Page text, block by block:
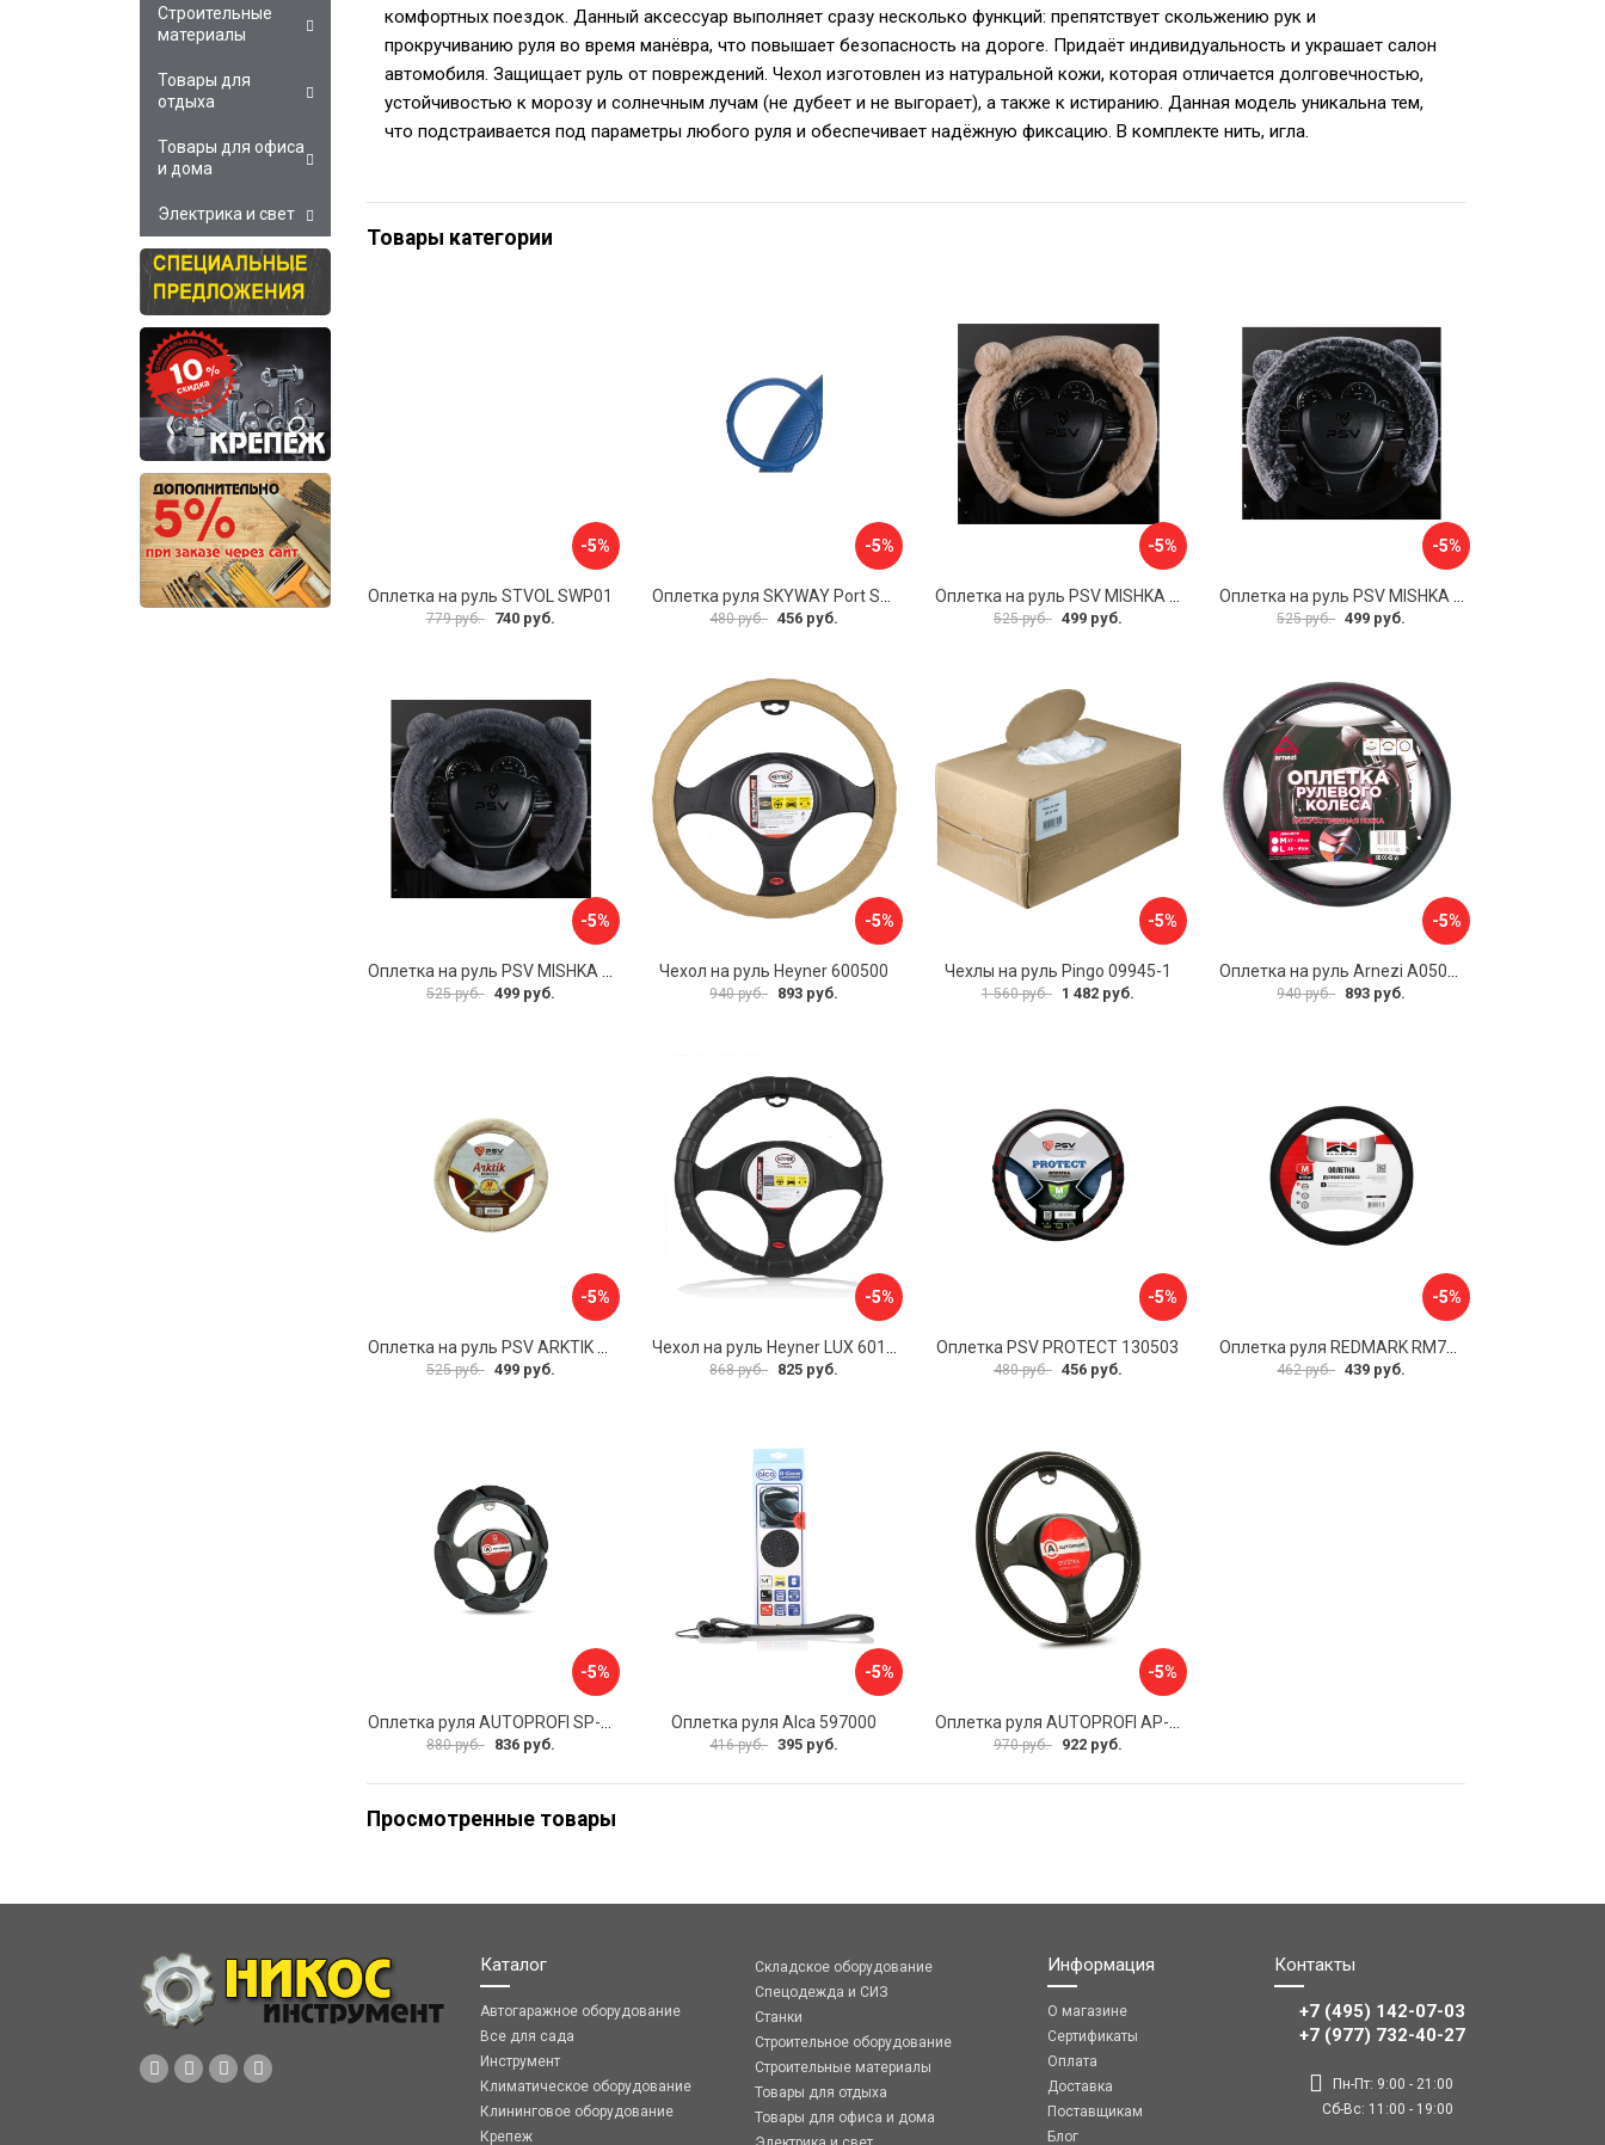
комфортных поездок. Данный аксессуар выполняет сразу несколько функций: препятствует скольжению рук и
прокручиванию руля во время манёвра, что повышает безопасность на дороге. Придаёт индивидуальность и украшает салон
автомобиля. Защищает руль от повреждений. Чехол изготовлен из натуральной кожи, которая отличается долговечностью,
устойчивостью к морозу и солнечным лучам (не дубеет и не выгорает), а также к истиранию. Данная модель уникальна тем,
что подстраивается под параметры любого руля и обеспечивает надёжную фиксацию. В комплекте нить, игла.
Товары категории
-5%
Оплетка на руль STVOL SWP01
779 руб. 740 руб.
-5%
480 руб. 456 руб.
-5%
525 руб. 499 руб.
-5%
525 руб. 499 руб.
-5%
Оплетка на руль PSV MISHKA Premium 136096
525 руб. 499 руб.
-5%
Чехол на руль Heyner 600500
940 руб. 893 руб.
-5%
Чехлы на руль Pingo 09945-1
1 560 руб. 1 482 руб.
-5%
Оплетка на руль Arnezi A0501040
940 руб. 893 руб.
-5%
525 руб. 499 руб.
-5%
868 руб. 825 руб.
-5%
Оплетка PSV PROTECT 130503
480 руб. 456 руб.
-5%
Оплетка руля REDMARK RM78002
462 руб. 439 руб.
-5%
880 руб. 836 руб.
-5%
Оплетка руля Alca 597000
416 руб. 395 руб.
-5%
970 руб. 922 руб.
Просмотренные товары
Строительные
материалы
Товары для
отдыха
Товары для офиса
и дома
Электрика и свет
Каталог
Автогаражное оборудование
Все для сада
Инструмент
Климатическое оборудование
Клининговое оборудование
Крепеж
Складское оборудование
Спецодежда и СИЗ
Станки
Строительное оборудование
Строительные материалы
Товары для отдыха
Товары для офиса и дома
Информация
О магазине
Сертификаты
Оплата
Доставка
Поставщикам
Блог
Контакты
+7 (495) 142-07-03
‎‎+7 (977) 732-40-27
Пн-Пт: 9:00 - 21:00
Сб-Вс: 11:00 - 19:00